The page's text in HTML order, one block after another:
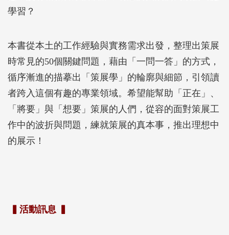
學習？
本書從本土的工作經驗與實務需求出發，整理出策展
時常見的50個關鍵問題，藉由「一問一答」的方式，
循序漸進的描摹出「策展學」的輪廓與細節，引領讀
者跨入這個有趣的專業領域。希望能幫助「正在」、
「將要」與「想要」策展的人們，從容的面對策展工
作中的波折與問題，練就策展的真本事，推出理想中
的展示！
▍活動訊息 ▍